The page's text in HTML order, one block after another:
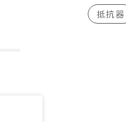
抵抗器